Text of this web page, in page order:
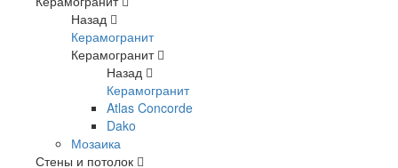
Назад
Керамогранит
Керамогранит
Назад
Керамогранит
Atlas Concorde
Dako
Мозаика
Стены и потолок